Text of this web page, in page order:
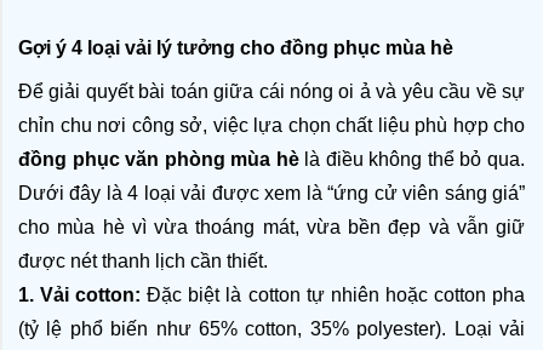
Gợi ý 4 loại vải lý tưởng cho đồng phục mùa hè
Để giải quyết bài toán giữa cái nóng oi ả và yêu cầu về sự
đồng phục văn phòng mùa hè là điều không thể bỏ qua.
Dưới đây là 4 loại vải được xem là “ứng cử viên sáng giá”
cho mùa hè vì vừa thoáng mát, vừa bền đẹp và vẫn giữ
được nét thanh lịch cần thiết.
1. Vải cotton: Đặc biệt là cotton tự nhiên hoặc cotton pha
(tỷ lệ phổ biến như 65% cotton, 35% polyester). Loại vải